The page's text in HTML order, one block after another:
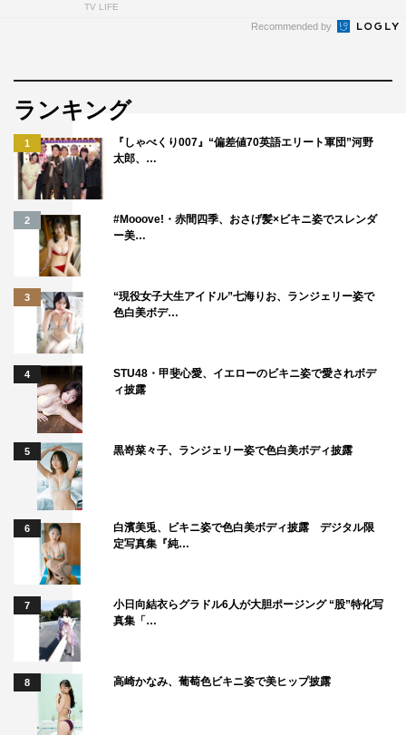
TV LIFE
Recommended by
ランキング
1
『しゃべくり007』“偏差値70英語エリート軍団”河野
太郎、…
2
#Mooove!・赤間四季、おさげ髪×ビキニ姿でスレンダ
ー美…
3
“現役女子大生アイドル”七海りお、ランジェリー姿で
色白美ボデ…
4
STU48・甲斐心愛、イエローのビキニ姿で愛されボデ
ィ披露
5 黒嵜菜々子、ランジェリー姿で色白美ボディ披露
6
白濱美兎、ビキニ姿で色白美ボディ披露 デジタル限
定写真集『純…
7
小日向結衣らグラドル6人が大胆ポージング “股”特化写
真集「…
8 高崎かなみ、葡萄色ビキニ姿で美ヒップ披露